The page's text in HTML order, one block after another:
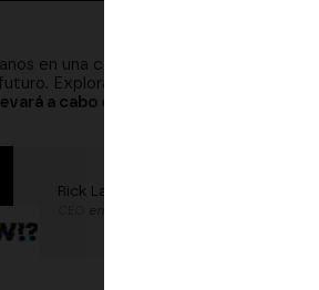
en una conversación sobre la
Exploraremos cómo estos
a cabo en inglés.
Rick Latona